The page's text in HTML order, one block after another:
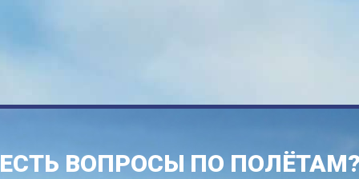
ЕСТЬ ВОПРОСЫ ПО